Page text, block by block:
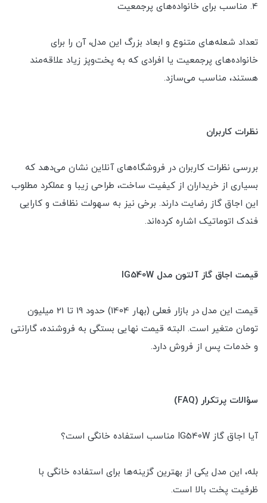
4. مناسب برای خانواده‌های پرجمعیت
تعداد شعله‌های متنوع و ابعاد بزرگ این مدل، آن را برای
خانواده‌های پرجمعیت یا افرادی که به پخت‌وپز زیاد علاقه‌مند
هستند، مناسب می‌سازد.
نظرات کاربران
بررسی نظرات کاربران در فروشگاه‌های آنلاین نشان می‌دهد که
بسیاری از خریداران از کیفیت ساخت، طراحی زیبا و عملکرد مطلوب
این اجاق گاز رضایت دارند. برخی نیز به سهولت نظافت و کارایی
فندک اتوماتیک اشاره کرده‌اند.
قیمت اجاق گاز آلتون مدل IG540W
قیمت این مدل در بازار فعلی (بهار 1404) حدود 19 تا 21 میلیون
تومان متغیر است. البته قیمت نهایی بستگی به فروشنده، گارانتی
و خدمات پس از فروش دارد.
سؤالات پرتکرار (FAQ)
آیا اجاق گاز IG540W مناسب استفاده خانگی است؟
بله، این مدل یکی از بهترین گزینه‌ها برای استفاده خانگی با
ظرفیت پخت بالا است.